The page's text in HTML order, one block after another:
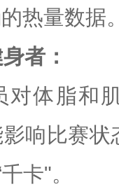
热量数据
者：
对体脂和
响比赛
卡"。